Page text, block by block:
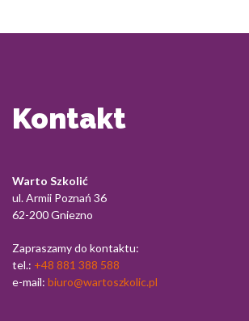
Kontakt
Warto Szkolić
ul. Armii Poznań 36
62-200 Gniezno
Zapraszamy do kontaktu:
tel.: +48 881 388 588
e-mail: biuro@wartoszkolic.pl